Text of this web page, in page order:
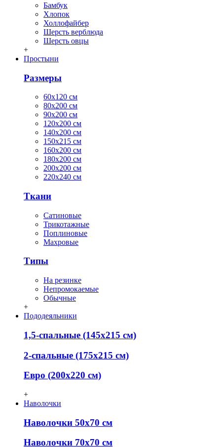
Бамбук
Хлопок
Холлофайбер
Шерсть верблюда
Шерсть овцы
+
Простыни
Размеры
60х120 см
80х200 см
90х200 см
120х200 см
140х200 см
150х215 см
160х200 см
180х200 см
200х200 см
220х240 см
Ткани
Сатиновые
Трикотажные
Поплиновые
Махровые
Типы
На резинке
Непромокаемые
Обычные
+
Пододеяльники
1,5-спальные (145х215 см)
2-спальные (175х215 см)
Евро (200х220 см)
+
Наволочки
Наволочки 50х70 см
Наволочки 70х70 см